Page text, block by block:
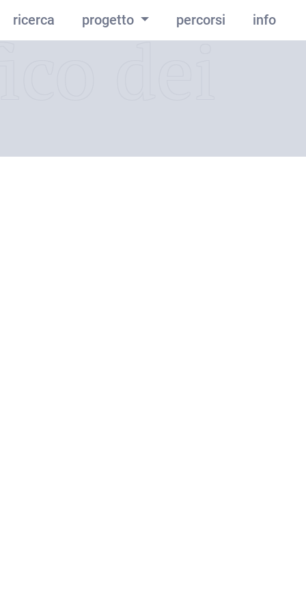
ricerca progetto percorsi info
dei